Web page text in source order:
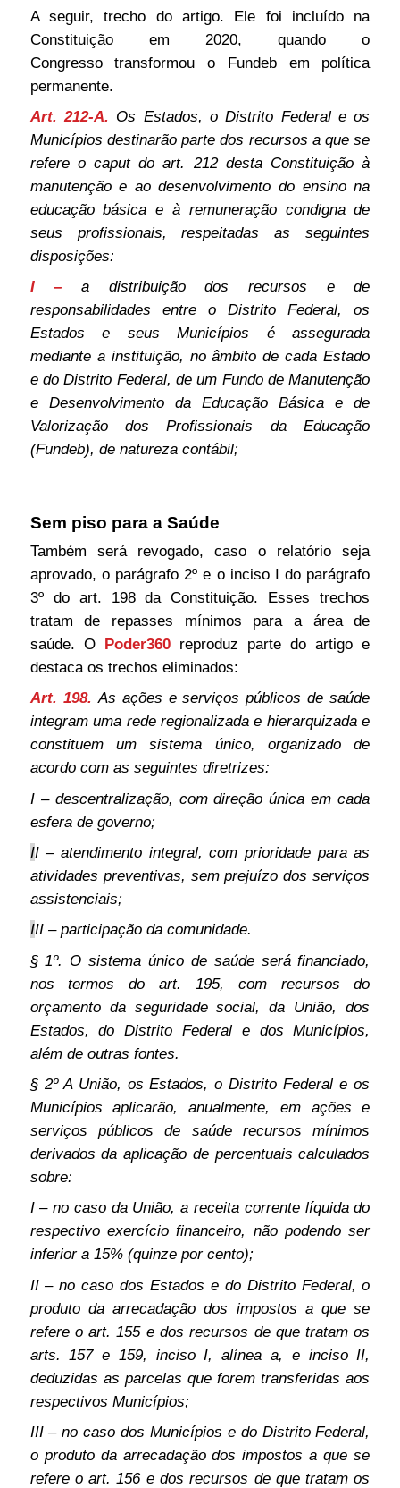
A seguir, trecho do artigo. Ele foi incluído na
Constituição em 2020, quando o
Congresso transformou o Fundeb em política
permanente.
Art. 212-A. Os Estados, o Distrito Federal e os
Municípios destinarão parte dos recursos a que se
refere o caput do art. 212 desta Constituição à
manutenção e ao desenvolvimento do ensino na
educação básica e à remuneração condigna de
seus profissionais, respeitadas as seguintes
disposições:
I – a distribuição dos recursos e de
responsabilidades entre o Distrito Federal, os
Estados e seus Municípios é assegurada
mediante a instituição, no âmbito de cada Estado
e do Distrito Federal, de um Fundo de Manutenção
e Desenvolvimento da Educação Básica e de
Valorização dos Profissionais da Educação
(Fundeb), de natureza contábil;
Sem piso para a Saúde
Também será revogado, caso o relatório seja
aprovado, o parágrafo 2º e o inciso I do parágrafo
3º do art. 198 da Constituição. Esses trechos
tratam de repasses mínimos para a área de
saúde. O Poder360reproduz parte do artigo e
destaca os trechos eliminados:
Art. 198. As ações e serviços públicos de saúde
integram uma rede regionalizada e hierarquizada e
constituem um sistema único, organizado de
acordo com as seguintes diretrizes:
I – descentralização, com direção única em cada
esfera de governo;
II – atendimento integral, com prioridade para as
atividades preventivas, sem prejuízo dos serviços
assistenciais;
III – participação da comunidade.
§ 1º. O sistema único de saúde será financiado,
nos termos do art. 195, com recursos do
orçamento da seguridade social, da União, dos
Estados, do Distrito Federal e dos Municípios,
além de outras fontes.
§ 2º A União, os Estados, o Distrito Federal e os
Municípios aplicarão, anualmente, em ações e
serviços públicos de saúde recursos mínimos
derivados da aplicação de percentuais calculados
sobre:
I – no caso da União, a receita corrente líquida do
respectivo exercício financeiro, não podendo ser
inferior a 15% (quinze por cento);
II – no caso dos Estados e do Distrito Federal, o
produto da arrecadação dos impostos a que se
refere o art. 155 e dos recursos de que tratam os
arts. 157 e 159, inciso I, alínea a, e inciso II,
deduzidas as parcelas que forem transferidas aos
respectivos Municípios;
III – no caso dos Municípios e do Distrito Federal,
o produto da arrecadação dos impostos a que se
refere o art. 156 e dos recursos de que tratam os